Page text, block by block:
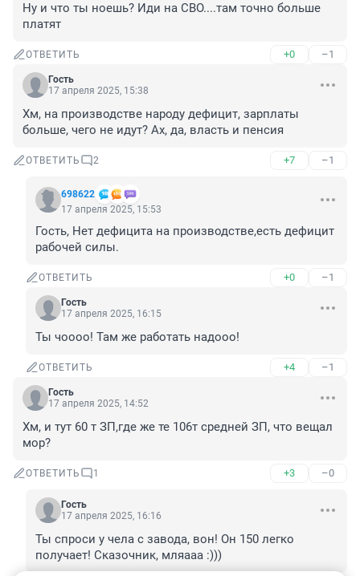
Ну и что ты ноешь? Иди на СВО....там точно больше
платят
ОТВЕТИТЬ +0 –1
Гость
17 апреля 2025, 15:38
Хм, на производстве народу дефицит, зарплаты
больше, чего не идут? Ах, да, власть и пенсия
ОТВЕТИТЬ 2 +7 –1
698622
17 апреля 2025, 15:53
Гость, Нет дефицита на производстве,есть дефицит
рабочей силы.
ОТВЕТИТЬ +0 –1
Гость
17 апреля 2025, 16:15
Ты чоооо! Там же работать надооо!
ОТВЕТИТЬ +4 –1
Гость
17 апреля 2025, 14:52
Хм, и тут 60 т ЗП,где же те 106т средней ЗП, что вещал
мор?
ОТВЕТИТЬ 1 +3 –0
Гость
17 апреля 2025, 16:16
Ты спроси у чела с завода, вон! Он 150 легко
получает! Сказочник, мляааа :)))